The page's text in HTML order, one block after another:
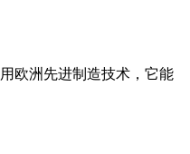
欧洲先进制造技术，它能